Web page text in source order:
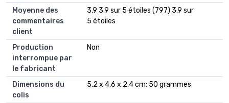
Moyenne des
commentaires
client
3,9 3,9 sur 5 étoiles (797) 3,9 sur
5 étoiles
Production
interrompue par
le fabricant
Non
Dimensions du
colis
5,2 x 4,6 x 2,4 cm; 50 grammes